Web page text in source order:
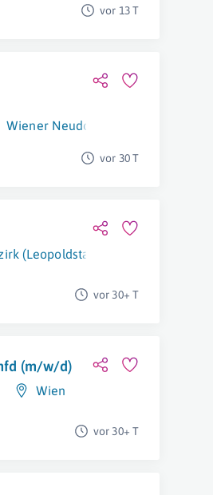
vor 13 T
Wiener Neudorf
vor 30 T
(Leopoldstadt)
vor 30+ T
(m/w/d)
Wien
vor 30+ T